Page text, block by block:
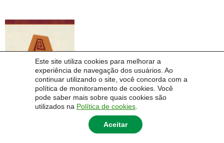
Este site utiliza cookies para melhorar a
experiência de navegação dos usuários. Ao
continuar utilizando o site, você concorda com a
política de monitoramento de cookies. Você
pode saber mais sobre quais cookies são
utilizados na Política de cookies
Aceitar